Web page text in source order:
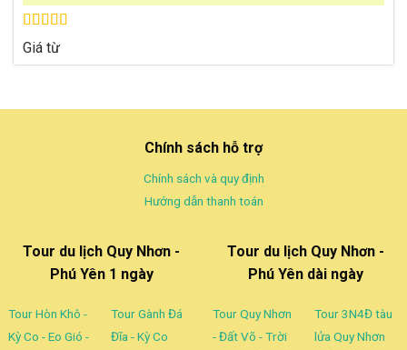
Được xếp
hạng4.57
5 sao
Giá từ
Chính sách hỗ trợ
Chính sách và quy định
Hướng dẫn thanh toán
Tour du lịch Quy Nhơn -
Phú Yên 1 ngày
Tour Hòn Khô -
Kỳ Co - Eo Gió -
Tour Gành Đá
Đĩa - Kỳ Co
Tour du lịch Quy Nhơn -
Phú Yên dài ngày
Tour Quy Nhơn
- Đất Võ - Trời
Tour 3N4Đ tàu
lửa Quy Nhơn